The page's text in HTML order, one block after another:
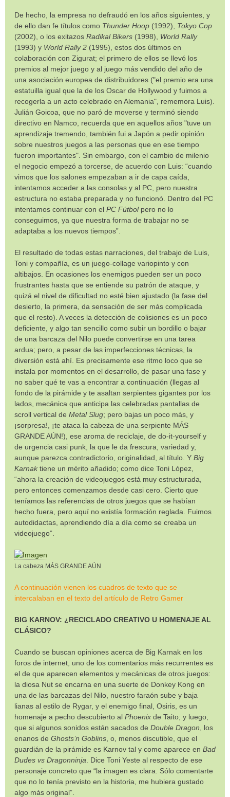
De hecho, la empresa no defraudó en los años siguientes, y
de ello dan fe títulos como Thunder Hoop (1992), Tokyo Cop
(2002), o los exitazos Radikal Bikers (1998), World Rally
(1993) y World Rally 2 (1995), estos dos últimos en
colaboración con Zigurat; el primero de ellos se llevó los
premios al mejor juego y al juego más vendido del año de
una asociación europea de distribuidores ("el premio era una
estatuilla igual que la de los Oscar de Hollywood y fuimos a
recogerla a un acto celebrado en Alemania", rememora Luis).
Julián Goicoa, que no paró de moverse y terminó siendo
directivo en Namco, recuerda que en aquellos años "tuve un
aprendizaje tremendo, también fui a Japón a pedir opinión
sobre nuestros juegos a las personas que en ese tiempo
fueron importantes". Sin embargo, con el cambio de milenio
el negocio empezó a torcerse, de acuerdo con Luis: “cuando
vimos que los salones empezaban a ir de capa caída,
intentamos acceder a las consolas y al PC, pero nuestra
estructura no estaba preparada y no funcionó. Dentro del PC
intentamos continuar con el PC Fútbolpero no lo
conseguimos, ya que nuestra forma de trabajar no se
adaptaba a los nuevos tiempos”.
El resultado de todas estas narraciones, del trabajo de Luis,
Toni y compañía, es un juego-collage variopinto y con
altibajos. En ocasiones los enemigos pueden ser un poco
frustrantes hasta que se entiende su patrón de ataque, y
quizá el nivel de dificultad no esté bien ajustado (la fase del
desierto, la primera, da sensación de ser más complicada
que el resto). A veces la detección de colisiones es un poco
deficiente, y algo tan sencillo como subir un bordillo o bajar
de una barcaza del Nilo puede convertirse en una tarea
ardua; pero, a pesar de las imperfecciones técnicas, la
diversión está ahí. Es precisamente ese ritmo loco que se
instala por momentos en el desarrollo, de pasar una fase y
no saber qué te vas a encontrar a continuación (llegas al
fondo de la pirámide y te asaltan serpientes gigantes por los
lados, mecánica que anticipa las celebradas pantallas de
scroll vertical de Metal Slug; pero bajas un poco más, y
¡sorpresa!, ¡te ataca la cabeza de una serpiente MÁS
GRANDE AÚN!), ese aroma de reciclaje, de do-it-yourself y
de urgencia casi punk, la que le da frescura, variedad y,
aunque parezca contradictorio, originalidad, al título. Y Big
Karnaktiene un mérito añadido; como dice Toni López,
“ahora la creación de videojuegos está muy estructurada,
pero entonces comenzamos desde casi cero. Cierto que
teníamos las referencias de otros juegos que se habían
hecho fuera, pero aquí no existía formación reglada. Fuimos
autodidactas, aprendiendo día a día como se creaba un
videojuego”.
La cabeza MÁS GRANDE AÚN
A continuación vienen los cuadros de texto que se
intercalaban en el texto del artículo de Retro Gamer
BIG KARNOV: ¿RECICLADO CREATIVO U HOMENAJE AL
CLÁSICO?
Cuando se buscan opiniones acerca de Big Karnak en los
foros de internet, uno de los comentarios más recurrentes es
el de que aparecen elementos y mecánicas de otros juegos:
la diosa Nut se encarna en una suerte de Donkey Kong en
una de las barcazas del Nilo, nuestro faraón sube y baja
lianas al estilo de Rygar, y el enemigo final, Osiris, es un
homenaje a pecho descubierto al Phoenix de Taito; y luego,
que si algunos sonidos están sacados de Double Dragon , los
enanos de Ghosts’n Goblins , o, menos discutible, que el
guardián de la pirámide es Karnov tal y como aparece en Bad
Dudes vs Dragonninja . Dice Toni Yeste al respecto de ese
personaje concreto que “la imagen es clara. Sólo comentarte
que no lo tenía previsto en la historia, me hubiera gustado
algo más original”.